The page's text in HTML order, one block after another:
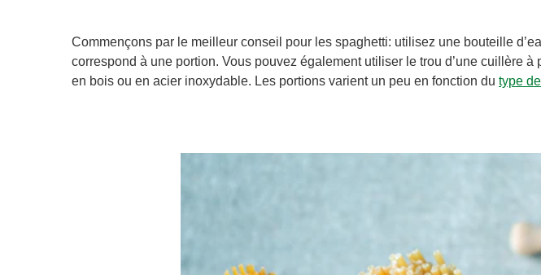
Commençons par le meilleur conseil pour les spaghetti: utilisez une bouteille
correspond à une portion. Vous pouvez également utiliser le trou d’une cuillère
en bois ou en acier inoxydable. Les portions varient un peu en fonction du type